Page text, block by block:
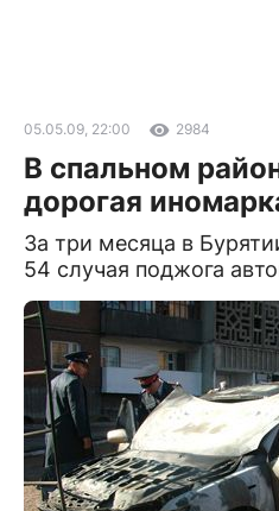
05.05.09, 22:00 2984
В спальном
дорогая
За три месяца в
54 случая поджога